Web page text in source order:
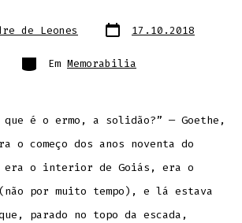
de Leones Data
do
17.10.2018
Categorias
Em Memorabilia
que é o ermo, a solidão?” — Goethe,
o começo dos anos noventa do
era o interior de Goiás, era o
por muito tempo), e lá estava
parado no topo da escada,